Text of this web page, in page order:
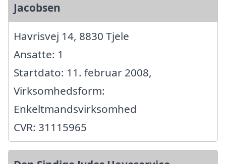
Jacobsen
Havrisvej 14, 8830 Tjele
Ansatte: 1
Startdato: 11. februar 2008,
Virksomhedsform:
Enkeltmandsvirksomhed
CVR: 31115965